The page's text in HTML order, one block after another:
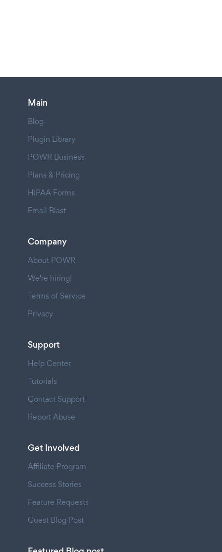
Main
Blog
Plugin Library
POWR Business
Plans & Pricing
HIPAA Forms
Email Blast
Company
About POWR
We're hiring!
Terms of Service
Privacy
Support
Help Center
Tutorials
Contact Support
Report Abuse
Get Involved
Affiliate Program
Success Stories
Feature Requests
Guest Blog Post